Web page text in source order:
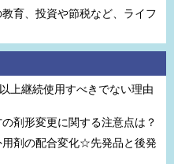
育、投資や節税など、ライフ
上継続使用すべきでない理由
剤形変更に関する注意点は？
用剤の配合変化☆先発品と後発